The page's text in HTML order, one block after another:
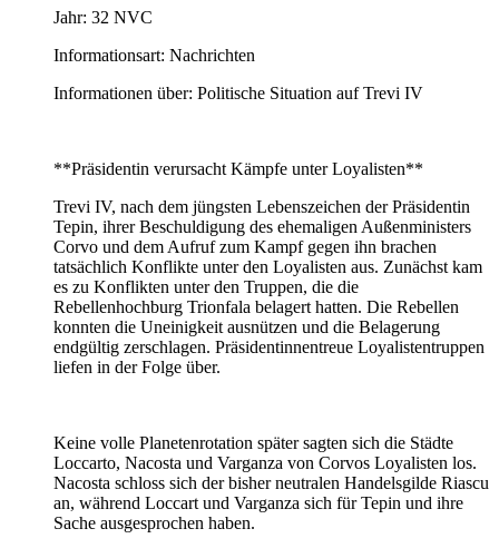
Jahr: 32 NVC
Informationsart: Nachrichten
Informationen über: Politische Situation auf Trevi IV
**Präsidentin verursacht Kämpfe unter Loyalisten**
Trevi IV, nach dem jüngsten Lebenszeichen der Präsidentin
Tepin, ihrer Beschuldigung des ehemaligen Außenministers
Corvo und dem Aufruf zum Kampf gegen ihn brachen
tatsächlich Konflikte unter den Loyalisten aus. Zunächst kam
es zu Konflikten unter den Truppen, die die
Rebellenhochburg Trionfala belagert hatten. Die Rebellen
konnten die Uneinigkeit ausnützen und die Belagerung
endgültig zerschlagen. Präsidentinnentreue Loyalistentruppen
liefen in der Folge über.
Keine volle Planetenrotation später sagten sich die Städte
Loccarto, Nacosta und Varganza von Corvos Loyalisten los.
Nacosta schloss sich der bisher neutralen Handelsgilde Riascu
an, während Loccart und Varganza sich für Tepin und ihre
Sache ausgesprochen haben.